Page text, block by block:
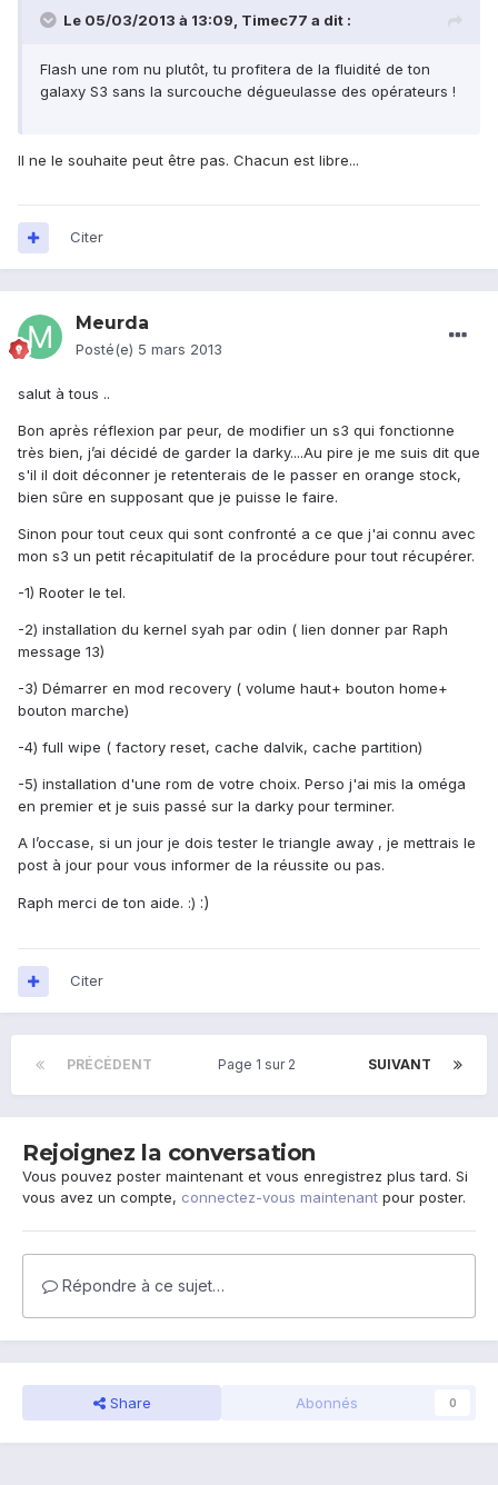
Le 05/03/2013 à 13:09, Timec77 a dit :
Flash une rom nu plutôt, tu profitera de la fluidité de ton
galaxy S3 sans la surcouche dégueulasse des opérateurs !
Il ne le souhaite peut être pas. Chacun est libre...
Citer
Meurda
Posté(e) 5 mars 2013
salut à tous ..
Bon après réflexion par peur, de modifier un s3 qui fonctionne
très bien, j’ai décidé de garder la darky....Au pire je me suis dit que
s'il il doit déconner je retenterais de le passer en orange stock,
bien sûre en supposant que je puisse le faire.
Sinon pour tout ceux qui sont confronté a ce que j'ai connu avec
mon s3 un petit récapitulatif de la procédure pour tout récupérer.
-1) Rooter le tel.
-2) installation du kernel syah par odin ( lien donner par Raph
message 13)
-3) Démarrer en mod recovery ( volume haut+ bouton home+
bouton marche)
-4) full wipe ( factory reset, cache dalvik, cache partition)
-5) installation d'une rom de votre choix. Perso j'ai mis la oméga
en premier et je suis passé sur la darky pour terminer.
A l’occase, si un jour je dois tester le triangle away , je mettrais le
post à jour pour vous informer de la réussite ou pas.
Raph merci de ton aide. :) :)
Citer
PRÉCÉDENT SUIVANT
Page 1 sur 2
Rejoignez la conversation
Vous pouvez poster maintenant et vous enregistrez plus tard. Si
vous avez un compte, connectez-vous maintenant pour poster.
Répondre à ce sujet…
Share Abonnés 0